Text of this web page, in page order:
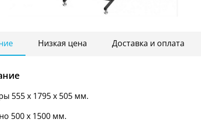
Низкая цена Доставка и оплата
555 х 1795 х 505 мм.
500 х 1500 мм.